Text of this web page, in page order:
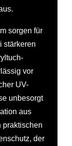
sorgen für
stärkeren
vor
UV-
unbesorgt
aus
praktischen
der